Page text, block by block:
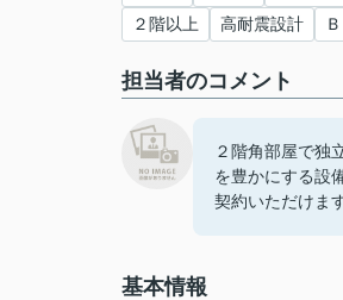
２階以上
高耐震設計
担当者のコメント
２階角部屋で独
を豊かにする設
契約いただけま
基本情報